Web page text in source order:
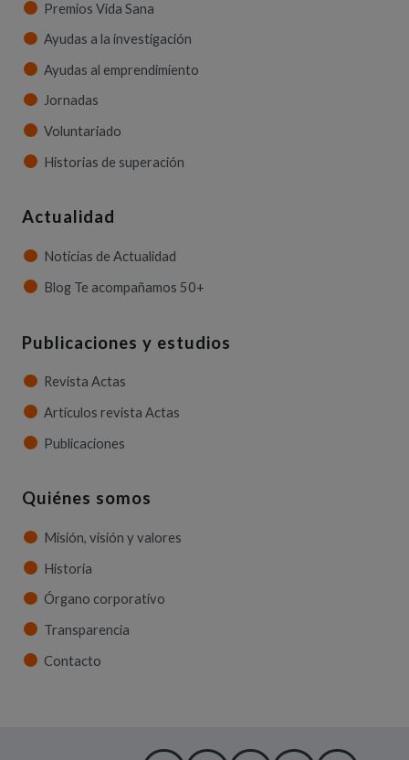
Premios Vida Sana
Ayudas a la investigación
Ayudas al emprendimiento
Jornadas
Voluntariado
Historias de superación
Actualidad
Noticias de Actualidad
Blog Te acompañamos 50+
Publicaciones y estudios
Revista Actas
Artículos revista Actas
Publicaciones
Quiénes somos
Misión, visión y valores
Historia
Órgano corporativo
Transparencia
Contacto